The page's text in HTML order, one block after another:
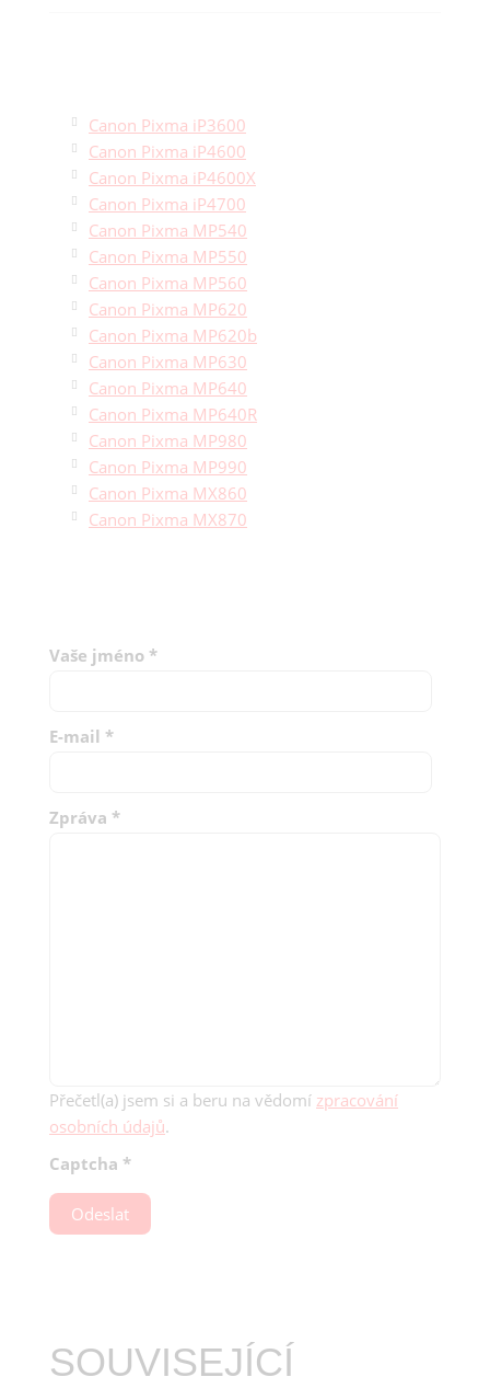
Canon Pixma iP3600
Canon Pixma iP4600
Canon Pixma iP4600X
Canon Pixma iP4700
Canon Pixma MP540
Canon Pixma MP550
Canon Pixma MP560
Canon Pixma MP620
Canon Pixma MP620b
Canon Pixma MP630
Canon Pixma MP640
Canon Pixma MP640R
Canon Pixma MP980
Canon Pixma MP990
Canon Pixma MX860
Canon Pixma MX870
Vaše jméno *
E-mail *
Zpráva *
Přečetl(a) jsem si a beru na vědomí zpracování
osobních údajů.
Captcha *
Odeslat
SOUVISEJÍCÍ